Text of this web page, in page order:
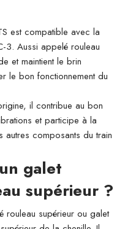
est compatible avec la
3. Aussi appelé rouleau
et maintient le brin
le bon fonctionnement du
il contribue au bon
et participe à la
autres composants du train
galet
supérieur ?
rouleau supérieur ou galet